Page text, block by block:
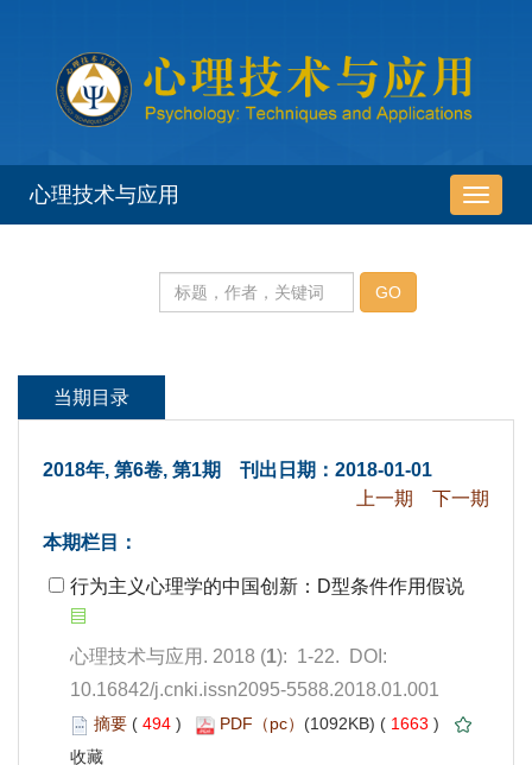
2018年, 第6卷, 第1期 刊出日期：2018-01-01
): 1-22. DOI:
10.16842/j.cnki.issn2095-5588.2018.01.001
494 ) 1663 )